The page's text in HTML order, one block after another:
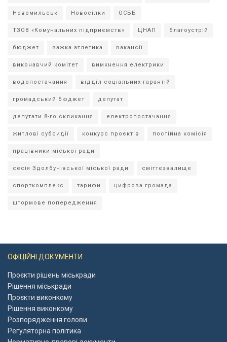
Новомильськ Новосілки ОСББ
ТЗОВ «Комунальних підприємств» ЦНАП благоустрій
бюджет важка атлетика вакансії
виконавчий комітет вимкнення електрики
водопостачання відділ соціальних гарантій
громадський бюджет депутат
депутати 8-го скликання електропостачання
житлові субсидії конкурс проєктів постійна комісія
працівники міської ради
сесія Здолбунівської міської ради сміттєзвалище
спорткомплекс тарифи цифрова громада
штормове попередження
ОФІЦІЙНІ ДОКУМЕНТИ
Проєкти рішень міськради
Рішення міськради
Проєкти виконкому
Рішення виконкому
Розпорядження голови
Регуляторна політика